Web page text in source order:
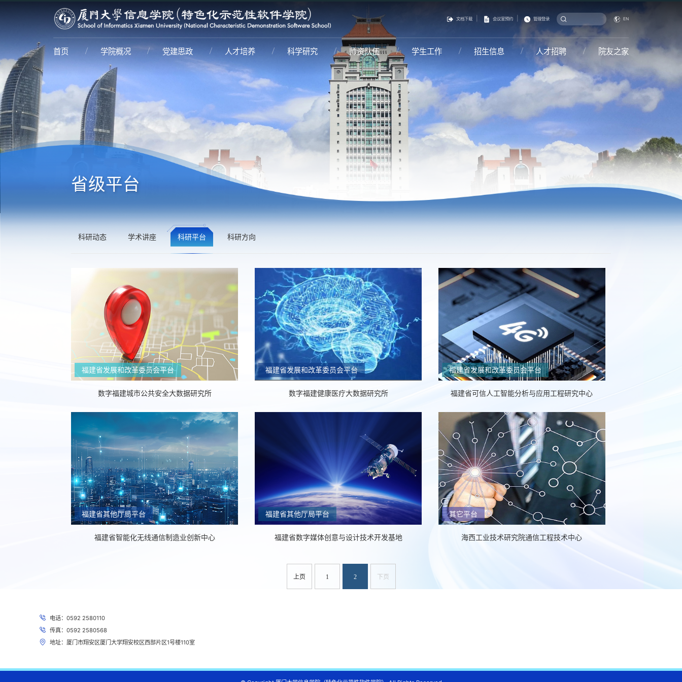
文档下载 会议室预约 管理登录 EN
首页 学院概况 党建思政 人才培养 科学研究 师资队伍 学生工作 招生信息 人才招聘 院友之家
省级平台
科研动态 学术讲座 科研平台 科研方向
福建省发展和改革委员会平台
数字福建城市公共安全大数据研究所
福建省发展和改革委员会平台
数字福建健康医疗大数据研究所
福建省发展和改革委员会平台
福建省可信人工智能分析与应用工程研究中心
福建省其他厅局平台
福建省智能化无线通信制造业创新中心
福建省其他厅局平台
福建省数字媒体创意与设计技术开发基地
其它平台
海西工业技术研究院通信工程技术中心
上页 1 2 下页
电话：0592 2580110
传真：0592 2580568
地址：厦门市翔安区厦门大学翔安校区西部片区1号楼110室